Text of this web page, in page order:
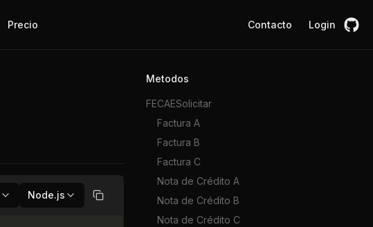
Precio Contacto Login
Node.js Copiar
Metodos
FECAESolicitar
Factura A
Factura B
Factura C
Nota de Crédito A
Nota de Crédito B
Nota de Crédito C